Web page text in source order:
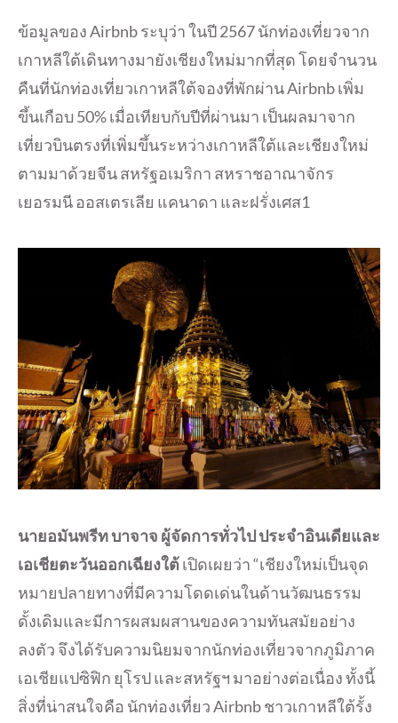
ข้อมูลของ Airbnb ระบุว่า ในปี 2567 นักท่องเที่ยวจาก
เกาหลีใต้เดินทางมายังเชียงใหม่มากที่สุด โดยจำนวน
คืนที่นักท่องเที่ยวเกาหลีใต้จองที่พักผ่าน Airbnb เพิ่ม
ขึ้นเกือบ 50% เมื่อเทียบกับปีที่ผ่านมา เป็นผลมาจาก
เที่ยวบินตรงที่เพิ่มขึ้นระหว่างเกาหลีใต้และเชียงใหม่
ตามมาด้วยจีน สหรัฐอเมริกา สหราชอาณาจักร
เยอรมนี ออสเตรเลีย แคนาดา และฝรั่งเศส1
นายอมันพรีท บาจาจ ผู้จัดการทั่วไป ประจำอินเดียและ
เอเชียตะวันออกเฉียงใต้เปิดเผยว่า “เชียงใหม่เป็นจุด
หมายปลายทางที่มีความโดดเด่นในด้านวัฒนธรรม
ดั้งเดิมและมีการผสมผสานของความทันสมัยอย่าง
ลงตัว จึงได้รับความนิยมจากนักท่องเที่ยวจากภูมิภาค
เอเชียแปซิฟิก ยุโรป และสหรัฐฯ มาอย่างต่อเนื่อง ทั้งนี้
สิ่งที่น่าสนใจคือ นักท่องเที่ยว Airbnb ชาวเกาหลีใต้รั้ง